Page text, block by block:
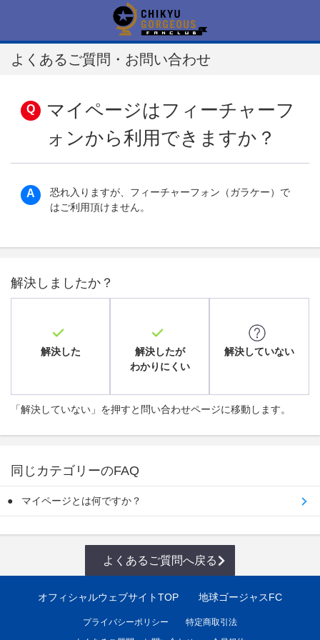
よくあるご質問・お問い合わせ
マイページはフィーチャーフ
ォンから利用できますか？
恐れ入りますが、フィーチャーフォン（ガラケー）で
はご利用頂けません。
解決しましたか？
解決した
解決したが
わかりにくい
解決していない
「解決していない」を押すと問い合わせページに移動します。
同じカテゴリーのFAQ
マイページとは何ですか？
よくあるご質問へ戻る
オフィシャルウェブサイトTOP 地球ゴージャスFC
プライバシーポリシー
特定商取引法